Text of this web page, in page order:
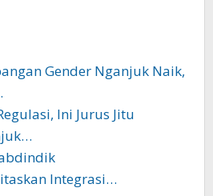
Gender Nganjuk Naik,
Ini Jurus Jitu
Integrasi…